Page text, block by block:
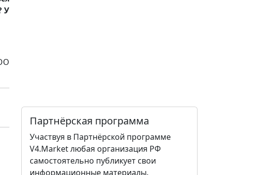
У
Партнёрская программа
Участвуя в Партнёрской программе
V4.Market любая организация РФ
самостоятельно публикует свои
информационные материалы.